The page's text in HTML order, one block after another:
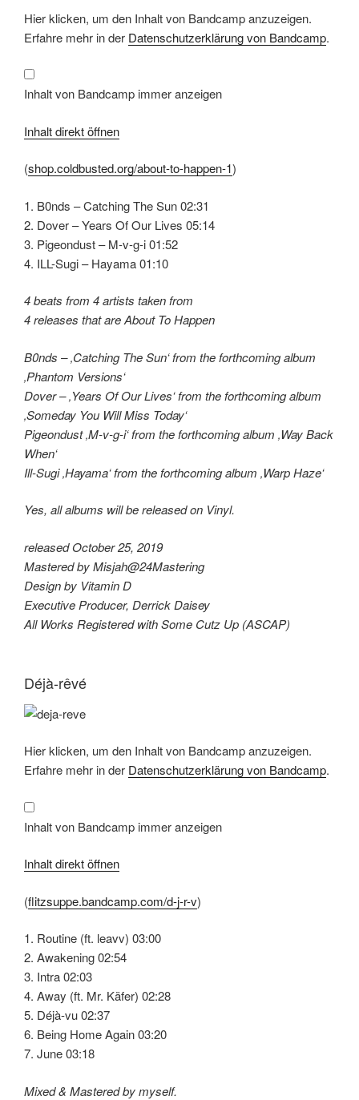
Inhalt
von
Bandcamp
anzeigen
Hier klicken, um den Inhalt von Bandcamp anzuzeigen.
Erfahre mehr in der Datenschutzerklärung von Bandcamp.
Inhalt von Bandcamp immer anzeigen
Inhalt direkt öffnen
(shop.coldbusted.org/about-to-happen-1)
1. B0nds – Catching The Sun 02:31
2. Dover – Years Of Our Lives 05:14
3. Pigeondust – M-v-g-i 01:52
4. ILL-Sugi – Hayama 01:10
4 beats from 4 artists taken from
4 releases that are About To Happen
B0nds – ‚Catching The Sun‘ from the forthcoming album
‚Phantom Versions‘
Dover – ‚Years Of Our Lives‘ from the forthcoming album
‚Someday You Will Miss Today‘
Pigeondust ‚M-v-g-i‘ from the forthcoming album ‚Way Back
When‘
Ill-Sugi ‚Hayama‘ from the forthcoming album ‚Warp Haze‘
Yes, all albums will be released on Vinyl.
released October 25, 2019
Mastered by Misjah@24Mastering
Design by Vitamin D
Executive Producer, Derrick Daisey
All Works Registered with Some Cutz Up (ASCAP)
Déjà​-​rêvé
Inhalt
von
Bandcamp
anzeigen
Hier klicken, um den Inhalt von Bandcamp anzuzeigen.
Erfahre mehr in der Datenschutzerklärung von Bandcamp.
Inhalt von Bandcamp immer anzeigen
Inhalt direkt öffnen
(flitzsuppe.bandcamp.com/d-j-r-v)
1. Routine (ft. leavv) 03:00
2. Awakening 02:54
3. Intra 02:03
4. Away (ft. Mr. Käfer) 02:28
5. Déjà-vu 02:37
6. Being Home Again 03:20
7. June 03:18
Mixed & Mastered by myself.